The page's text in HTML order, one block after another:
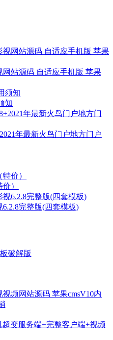
站源码 自适应手机版 苹果
知
年最新火鸟门户地方门户
）
完整版(四套模板)
破解版
频网站源码 苹果cmsV10内
变服务端+完整客户端+视频